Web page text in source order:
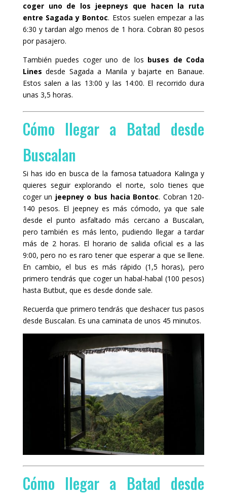
coger uno de los jeepneys que hacen la ruta
entre Sagada y Bontoc. Estos suelen empezar a las
6:30 y tardan algo menos de 1 hora. Cobran 80 pesos
por pasajero.
También puedes coger uno de los buses de Coda
Lines desde Sagada a Manila y bajarte en Banaue.
Estos salen a las 13:00 y las 14:00. El recorrido dura
unas 3,5 horas.
Cómo llegar a Batad desde
Buscalan
Si has ido en busca de la famosa tatuadora Kalinga y
quieres seguir explorando el norte, solo tienes que
coger un jeepney o bus hacia Bontoc. Cobran 120-
140 pesos. El jeepney es más cómodo, ya que sale
desde el punto asfaltado más cercano a Buscalan,
pero también es más lento, pudiendo llegar a tardar
más de 2 horas. El horario de salida oficial es a las
9:00, pero no es raro tener que esperar a que se llene.
En cambio, el bus es más rápido (1,5 horas), pero
primero tendrás que coger un habal-habal (100 pesos)
hasta Butbut, que es desde donde sale.
Recuerda que primero tendrás que deshacer tus pasos
desde Buscalan. Es una caminata de unos 45 minutos.
Cómo llegar a Batad desde